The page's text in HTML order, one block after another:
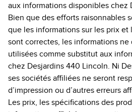
aux informations disponibles chez
Bien que des efforts raisonnables
que les informations sur les prix et
sont correctes, les informations
utilisées comme substitut aux
chez Desjardins 440 Lincoln. Ni
ses sociétés affiliées ne seront
d’impression ou d’autres erreurs
Les prix, les spécifications des